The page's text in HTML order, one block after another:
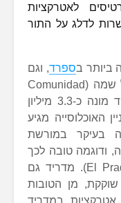
לאטרקציות
לדלג על התור
ביותר בספרד, וגם
בירתו של חבל אוטונומי הנקרא על שמה (Comunidad
de Madrid). אוכלוסייתה של מדריד מונה כ-3.3 מיליון
האוכלוסייה מגיע
ידועה בעיקר במורשת
ודוגמה טובה לכך
הוא מוזיאון הפראדו (El Prado Museum). מדריד גם
מן הטובות
במדריד